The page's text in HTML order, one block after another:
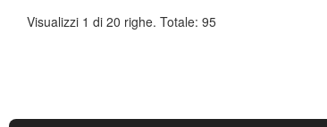
Visualizzi 1 di 20 righe. Totale: 95